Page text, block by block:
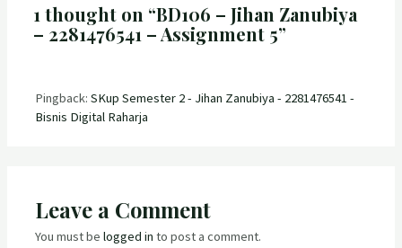
1 thought on “BD106 – Jihan Zanubiya
– 2281476541 – Assignment 5”
Pingback:SKup Semester 2 - Jihan Zanubiya - 2281476541 -
Bisnis Digital Raharja
Leave a Comment
You must belogged in to post a comment.